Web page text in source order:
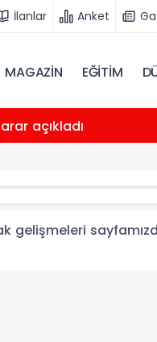
İlanlar Anket
MAGAZİN EĞİTİM
açıkladı
gelişmeleri